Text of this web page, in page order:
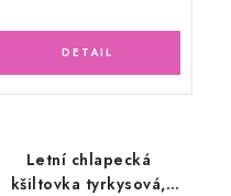
Letní chlapecká
kšiltovka tyrkysová,